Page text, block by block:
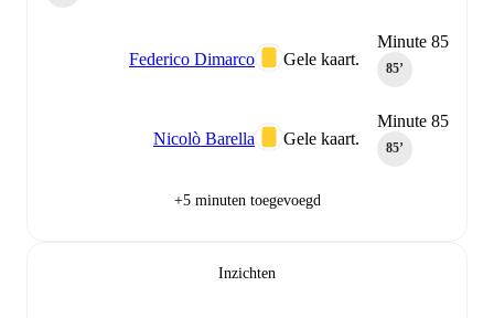
Minute 85
85‎’‎
Gele kaart.
Federico Dimarco
Minute 85
85‎’‎
Gele kaart.
Nicolò Barella
+5 minuten toegevoegd
Inzichten